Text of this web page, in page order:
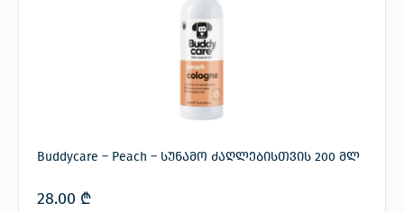
Buddycare – Peach – სუნამო ძაღლებისთვის 200 მლ
28.00 ₾